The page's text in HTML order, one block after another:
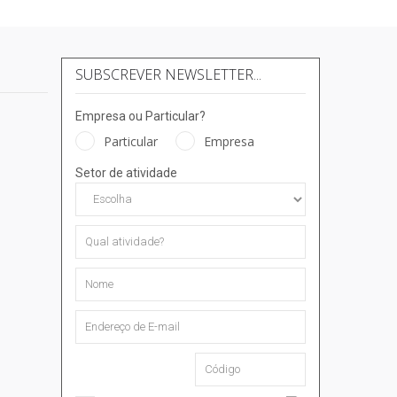
SUBSCREVER NEWSLETTER...
Empresa ou Particular?
Particular Empresa
Setor de atividade